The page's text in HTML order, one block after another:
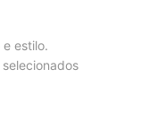
estilo.